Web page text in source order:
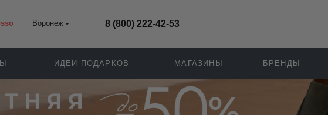
Воронеж 8 (800) 222-42-53
ИДЕИ ПОДАРКОВ МАГАЗИНЫ БРЕНДЫ